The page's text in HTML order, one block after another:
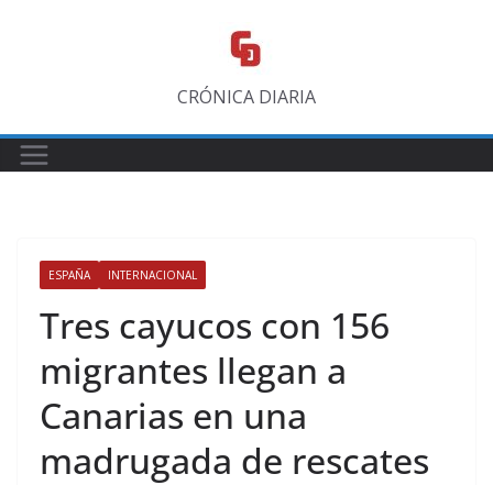
CRÓNICA DIARIA
ESPAÑA INTERNACIONAL
Tres cayucos con 156
migrantes llegan a
Canarias en una
madrugada de rescates